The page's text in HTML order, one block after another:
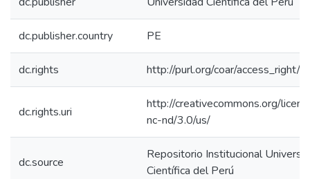
dc.publisher.country PE
dc.rights http://purl.org/coar/access_right/
dc.rights.uri
http://creativecommons.org/
nc-nd/3.0/us/
dc.source
Repositorio Institucional
Científica del Perú